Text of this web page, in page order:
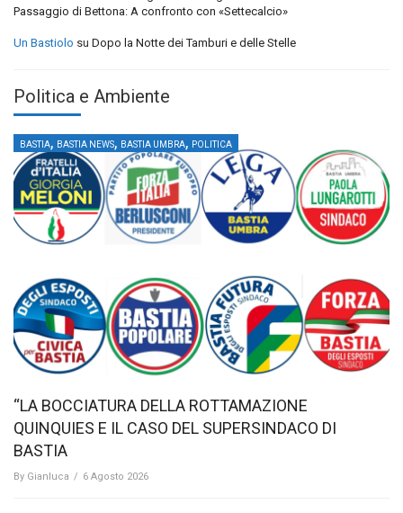
Passaggio di Bettona: A confronto con «Settecalcio»
Un Bastiolo su Dopo la Notte dei Tamburi e delle Stelle
Politica e Ambiente
BASTIA, BASTIA NEWS, BASTIA UMBRA, POLITICA
“LA BOCCIATURA DELLA ROTTAMAZIONE
QUINQUIES E IL CASO DEL SUPERSINDACO DI
BASTIA
By Gianluca / 6 Agosto 2026